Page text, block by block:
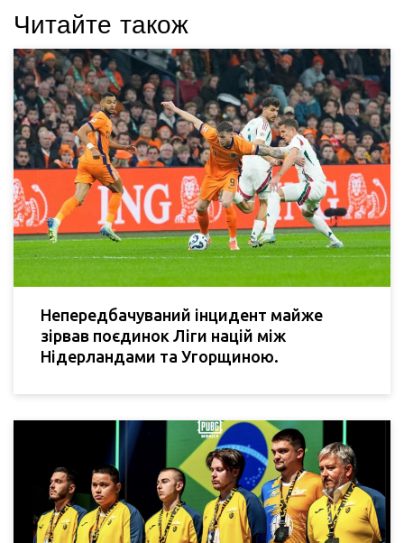
Читайте також
Непередбачуваний інцидент майже
зірвав поєдинок Ліги націй між
Нідерландами та Угорщиною.